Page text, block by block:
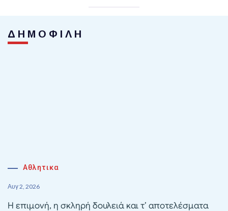
ΔΗΜΟΦΙΛΗ
Αθλητικα
Αυγ 2, 2026
Η επιμονή, η σκληρή δουλειά και τ’ αποτελέσματα